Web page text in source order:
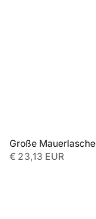
Große Mauerlasche
€ 23,13 EUR